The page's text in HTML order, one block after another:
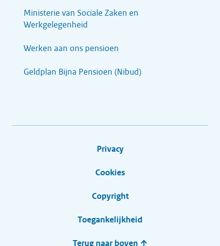
Ministerie van Sociale Zaken en
Werkgelegenheid
Werken aan ons pensioen
Geldplan Bijna Pensioen (Nibud)
Privacy
Cookies
Copyright
Toegankelijkheid
Terug naar boven